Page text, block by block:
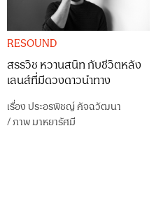
RESOUND
สรรวิช หวานสนิท กับชีวิตหลัง
เลนส์ที่มีดวงดาวนำทาง
เรื่องประอรพิชญ์ คัจฉวัฒนา
/ภาพมาหยารัศมี